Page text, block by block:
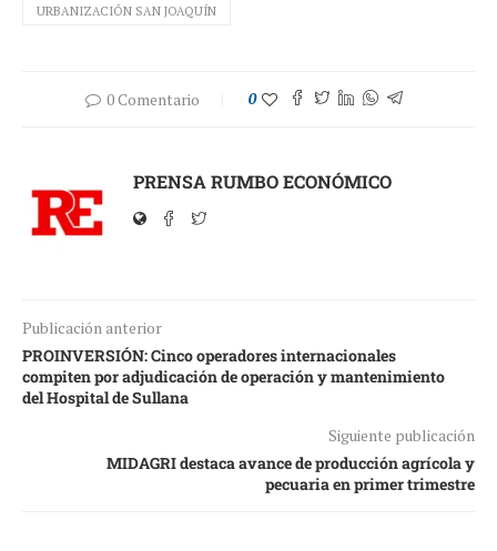
URBANIZACIÓN SAN JOAQUÍN
0 Comentario 0
PRENSA RUMBO ECONÓMICO
Publicación anterior
PROINVERSIÓN: Cinco operadores internacionales
compiten por adjudicación de operación y mantenimiento
del Hospital de Sullana
Siguiente publicación
MIDAGRI destaca avance de producción agrícola y
pecuaria en primer trimestre